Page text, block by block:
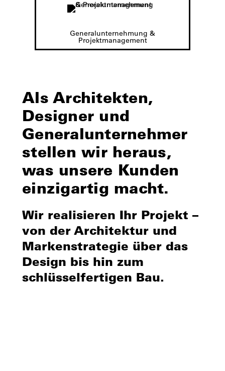
Generalunternehmung &
Projektmanagement
Als Architekten,
Designer und
Generalunternehmer
stellen wir heraus,
was unsere Kunden
einzigartig macht.
Wir realisieren Ihr Projekt –
von der Architektur und
Markenstrategie über das
Design bis hin zum
schlüsselfertigen Bau.